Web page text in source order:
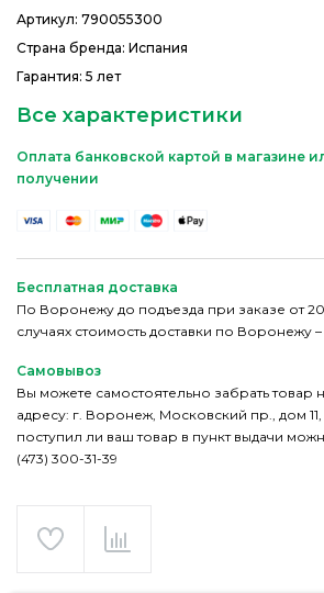
Артикул: 790055300
Страна бренда: Испания
Гарантия: 5 лет
Все характеристики
Оплата банковской картой в магазине
получении
Бесплатная доставка
По Воронежу до подъезда при заказе от
случаях стоимость доставки по Воронежу
Самовывоз
Вы можете самостоятельно забрать товар
адресу: г. Воронеж, Московский пр., дом 11,
поступил ли ваш товар в пункт выдачи
(473) 300-31-39